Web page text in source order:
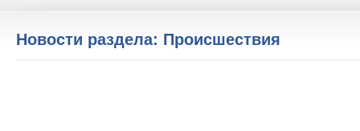
Новости раздела: Происшествия